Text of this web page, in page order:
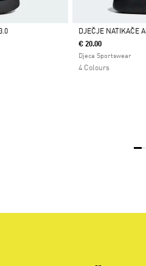
Da
DJEČJE NATIKAČE
€ 20.00
Djeca Sportswear
4 Colours